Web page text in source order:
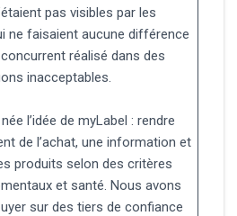
pas visibles par les
ne faisaient aucune différence
réalisé dans des
inacceptables.
l’idée de myLabel : rendre
de l’achat, une information et
produits selon des critères
et santé. Nous avons
sur des tiers de confiance